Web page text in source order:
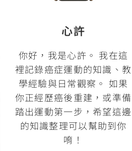
心許
你好，我是心許。 我在這
裡記錄癌症運動的知識、教
學經驗與日常觀察。 如果
你正經歷癌後重建，或準備
踏出運動第一步，希望這邊
的知識整理可以幫助到你
唷！